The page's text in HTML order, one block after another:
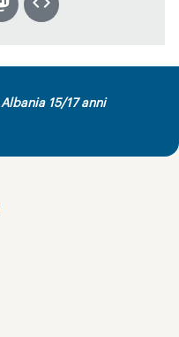
Albania 15/17 anni